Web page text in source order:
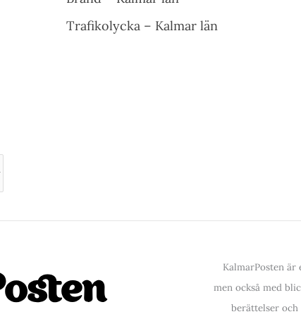
Trafikolycka – Kalmar län
KalmarPosten är
men också med
berättelser och